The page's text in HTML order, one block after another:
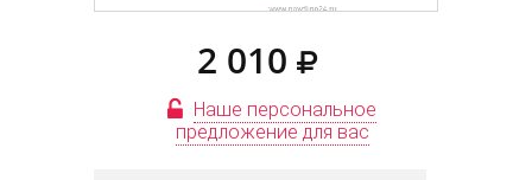
2 010
Наше персональное
предложение для вас